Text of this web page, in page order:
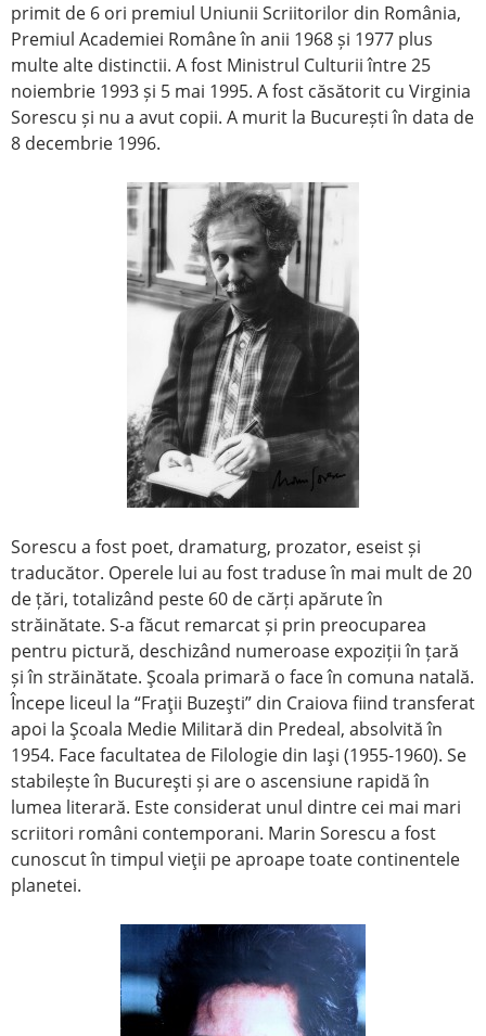
primit de 6 ori premiul Uniunii Scriitorilor din România,
Premiul Academiei Române în anii 1968 și 1977 plus
multe alte distinctii. A fost Ministrul Culturii între 25
noiembrie 1993 și 5 mai 1995. A fost căsătorit cu Virginia
Sorescu și nu a avut copii. A murit la București în data de
8 decembrie 1996.
Sorescu a fost poet, dramaturg, prozator, eseist și
traducător. Operele lui au fost traduse în mai mult de 20
de țări, totalizând peste 60 de cărți apărute în
străinătate. S-a făcut remarcat și prin preocuparea
pentru pictură, deschizând numeroase expoziții în țară
și în străinătate. Şcoala primară o face în comuna natală.
Începe liceul la “Fraţii Buzeşti” din Craiova fiind transferat
apoi la Şcoala Medie Militară din Predeal, absolvită în
1954. Face facultatea de Filologie din Iaşi (1955-1960). Se
stabilește în Bucureşti și are o ascensiune rapidă în
lumea literară. Este considerat unul dintre cei mai mari
scriitori români contemporani. Marin Sorescu a fost
cunoscut în timpul vieţii pe aproape toate continentele
planetei.